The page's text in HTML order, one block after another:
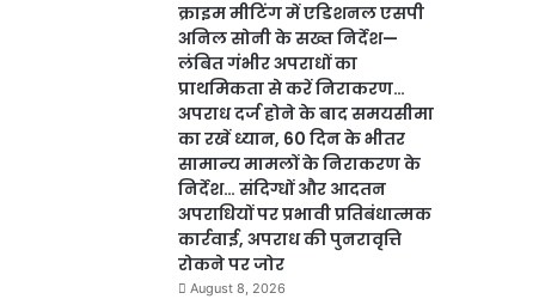
क्राइम मीटिंग में एडिशनल एसपी
अनिल सोनी के सख्त निर्देश—
लंबित गंभीर अपराधों का
प्राथमिकता से करें निराकरण…
अपराध दर्ज होने के बाद समयसीमा
का रखें ध्यान, 60 दिन के भीतर
सामान्य मामलों के निराकरण के
निर्देश… संदिग्धों और आदतन
अपराधियों पर प्रभावी प्रतिबंधात्मक
कार्रवाई, अपराध की पुनरावृत्ति
रोकने पर जोर
August 8, 2026